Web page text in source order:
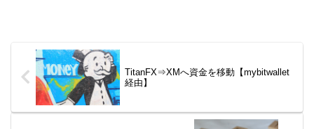
TitanFX⇒XMへ資金を移動【mybitwallet
経由】